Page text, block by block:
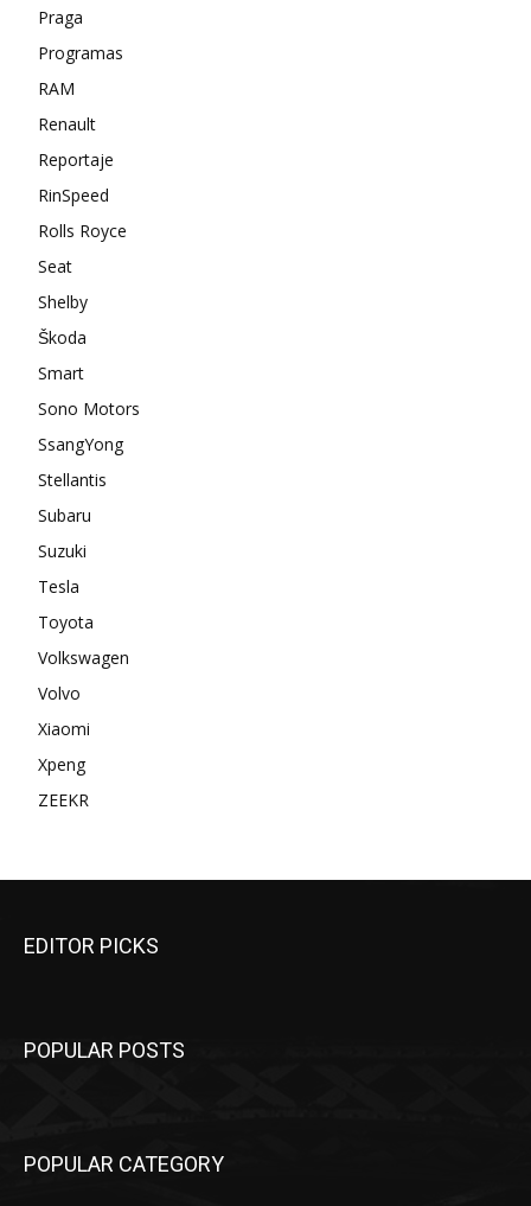
Praga
Programas
RAM
Renault
Reportaje
RinSpeed
Rolls Royce
Seat
Shelby
Škoda
Smart
Sono Motors
SsangYong
Stellantis
Subaru
Suzuki
Tesla
Toyota
Volkswagen
Volvo
Xiaomi
Xpeng
ZEEKR
EDITOR PICKS
POPULAR POSTS
POPULAR CATEGORY